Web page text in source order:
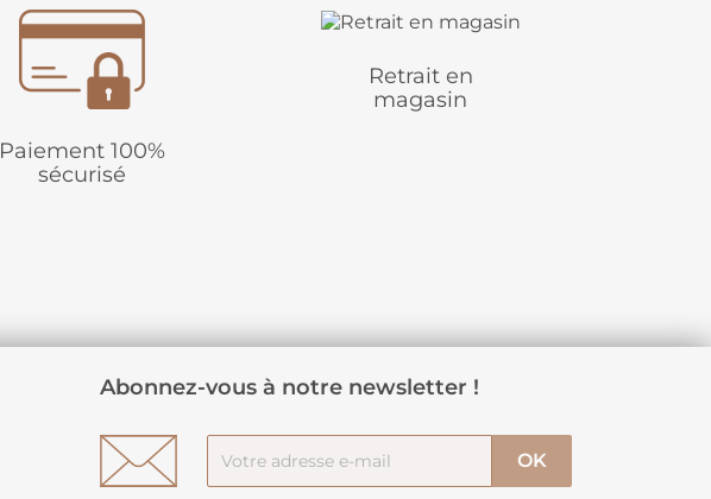
Paiement 100%
sécurisé
Retrait en
magasin
Abonnez-vous à notre newsletter !